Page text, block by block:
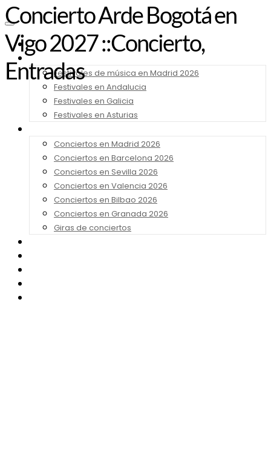
Noticias
Festivales 2026
Festivales de música en Madrid 2026
Festivales en Andalucia
Festivales en Galicia
Festivales en Asturias
Conciertos en Madrid 2026
Conciertos en Barcelona 2026
Conciertos en Sevilla 2026
Conciertos en Valencia 2026
Conciertos en Bilbao 2026
Conciertos en Granada 2026
Giras de conciertos
Concierto Arde Bogotá en
Vigo 2027 ::Concierto,
Entradas